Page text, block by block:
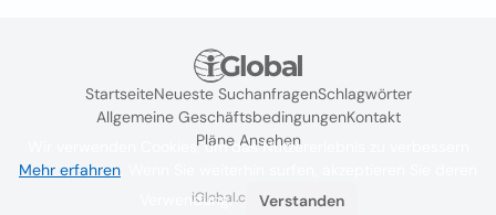
StartseiteNeueste SuchanfragenSchlagwörter
Allgemeine GeschäftsbedingungenKontakt
Pläne Ansehen
iGlobal.co @ 2024
Wir verwenden Cookies, um das Nutzererlebnis zu verbessern
Mehr erfahren
Verwendung.
Verstanden